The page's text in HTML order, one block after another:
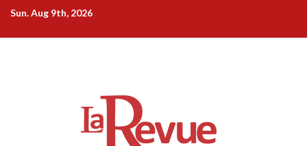
Skip
content
Sun. Aug 9th, 2026